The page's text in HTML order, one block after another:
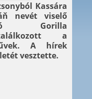
Kassára
nevét viselő
Gorilla
a
A hírek
vesztette.